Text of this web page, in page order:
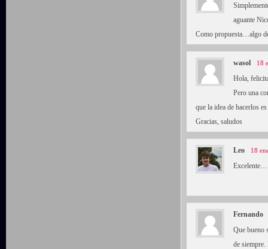
aguante
Como propuesta…algo
wasol 18
Hola,
Pero una
que la idea de hacerlos
Gracias, saludos
Leo 18
Fernando
Que bueno
de